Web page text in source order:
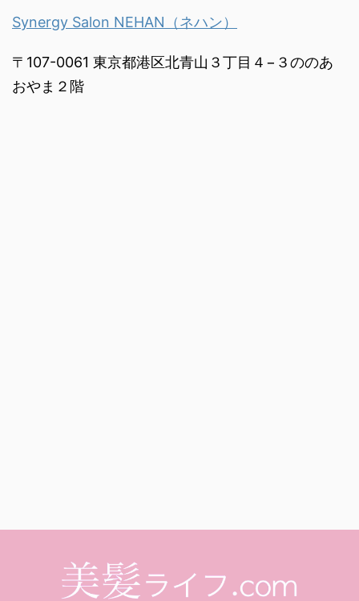
Synergy Salon NEHAN（ネハン）
〒107-0061 東京都港区北青山３丁目４−３ののあ
おやま２階